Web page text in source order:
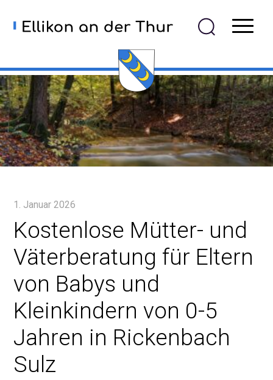
Navigieren in Ellikon an
Kostenlose Mütter- und
Väterberatung für Eltern
von Babys und
Kleinkindern von 0-5
Jahren in Rickenbach
Sulz
1. Januar 2026